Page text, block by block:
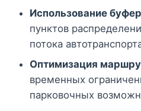
Использование
пунктов
потока
Оптимизация
временных
парковочных